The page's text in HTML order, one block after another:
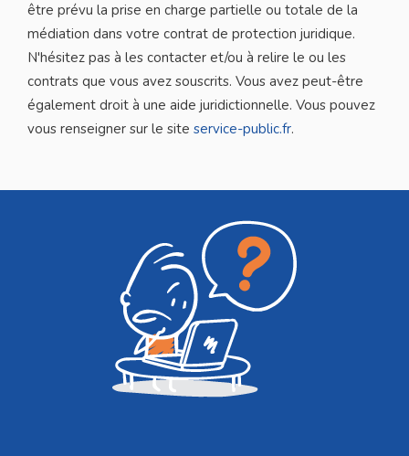
être prévu la prise en charge partielle ou totale de la
médiation dans votre contrat de protection juridique.
N'hésitez pas à les contacter et/ou à relire le ou les
contrats que vous avez souscrits. Vous avez peut-être
également droit à une aide juridictionnelle. Vous pouvez
vous renseigner sur le site service-public.fr.